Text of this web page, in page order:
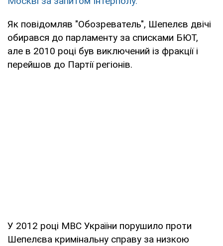
Як повідомляв "Обозреватель", Шепелєв двічі
обирався до парламенту за списками БЮТ,
але в 2010 році був виключений із фракції і
перейшов до Партії регіонів.
У 2012 році МВС України порушило проти
Шепелєва кримінальну справу за низкою